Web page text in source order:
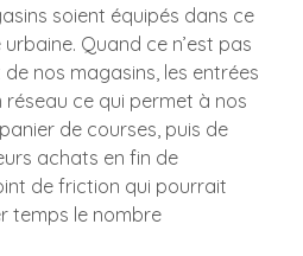
soient équipés dans ce
Quand ce n’est pas
nos magasins, les entrées
ce qui permet à nos
de courses, puis de
achats en fin de
de friction qui pourrait
temps le nombre